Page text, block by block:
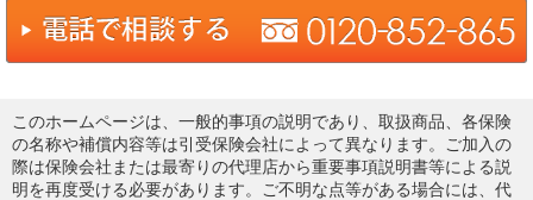
このホームページは、一般的事項の説明であり、取扱商品、各保険
の名称や補償内容等は引受保険会社によって異なります。ご加入の
際は保険会社または最寄りの代理店から重要事項説明書等による説
明を再度受ける必要があります。ご不明な点等がある場合には、代